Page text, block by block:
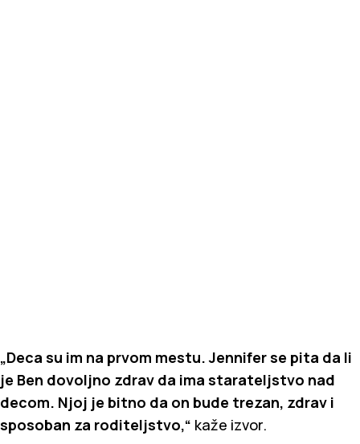
„Deca su im na prvom mestu. Jennifer se pita da li
je Ben dovoljno zdrav da ima starateljstvo nad
decom. Njoj je bitno da on bude trezan, zdrav i
sposoban za roditeljstvo,“ kaže izvor.